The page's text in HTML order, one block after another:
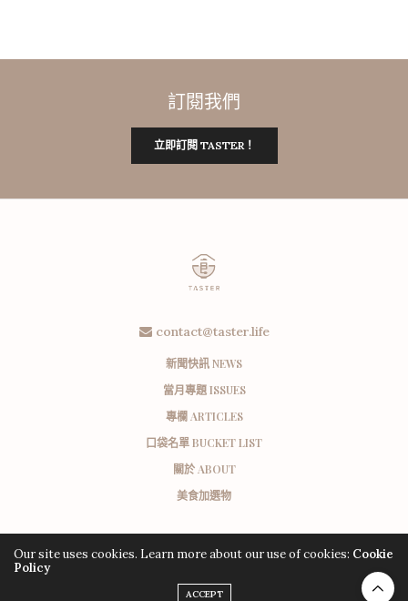
訂閱我們
立即訂閱 TASTER！
contact@taster.life
新聞快訊 NEWS
當月專題 ISSUES
專欄 ARTICLES
口袋名單 BUCKET LIST
關於 ABOUT
美食加選物
Our site uses cookies. Learn more about our use of cookies: Cookie
Policy
ACCEPT